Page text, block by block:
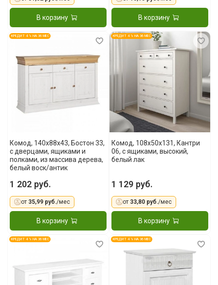
В корзину В корзину
КРЕДИТ 4 % НА 36 МЕС
Комод, 140x88x43, Бостон 33,
с дверцами, ящиками и
полками, из массива дерева,
белый воск/антик
1 202 руб.
от 35,99 руб./мес
В корзину
КРЕДИТ 4 % НА 36 МЕС
Комод, 108х50х131, Кантри
06, с ящиками, высокий,
белый лак
1 129 руб.
от 33,80 руб./мес
В корзину
КРЕДИТ 4 % НА 36 МЕС КРЕДИТ 4 % НА 36 МЕС